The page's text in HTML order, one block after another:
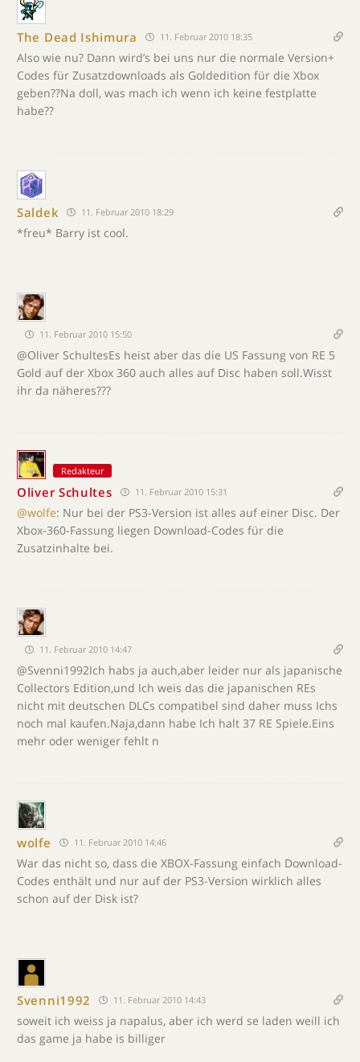
The Dead Ishimura 11. Februar 2010 18:35
Also wie nu? Dann wird’s bei uns nur die normale Version+
Codes für Zusatzdownloads als Goldedition für die Xbox
geben??Na doll, was mach ich wenn ich keine festplatte
habe??
Saldek 11. Februar 2010 18:29
*freu* Barry ist cool.
11. Februar 2010 15:50
@Oliver SchultesEs heist aber das die US Fassung von RE 5
Gold auf der Xbox 360 auch alles auf Disc haben soll.Wisst
ihr da näheres???
Redakteur
Oliver Schultes 11. Februar 2010 15:31
@wolfe: Nur bei der PS3-Version ist alles auf einer Disc. Der
Xbox-360-Fassung liegen Download-Codes für die
Zusatzinhalte bei.
11. Februar 2010 14:47
@Svenni1992Ich habs ja auch,aber leider nur als japanische
Collectors Edition,und Ich weis das die japanischen REs
nicht mit deutschen DLCs compatibel sind daher muss Ichs
noch mal kaufen.Naja,dann habe Ich halt 37 RE Spiele.Eins
mehr oder weniger fehlt n
wolfe 11. Februar 2010 14:46
War das nicht so, dass die XBOX-Fassung einfach Download-
Codes enthält und nur auf der PS3-Version wirklich alles
schon auf der Disk ist?
Svenni1992 11. Februar 2010 14:43
soweit ich weiss ja napalus, aber ich werd se laden weill ich
das game ja habe is billiger